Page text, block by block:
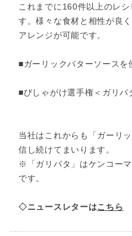
これまでに160件以上のレ
す。様々な食材と相性が良
アレンジが可能です。
■ガーリックバターソースを
■びしゃがけ選手権＜ガリバ
当社はこれからも「ガーリ
信し続けてまいります。
※「ガリバタ」はケンコー
です。
◇ニュースレターはこちら